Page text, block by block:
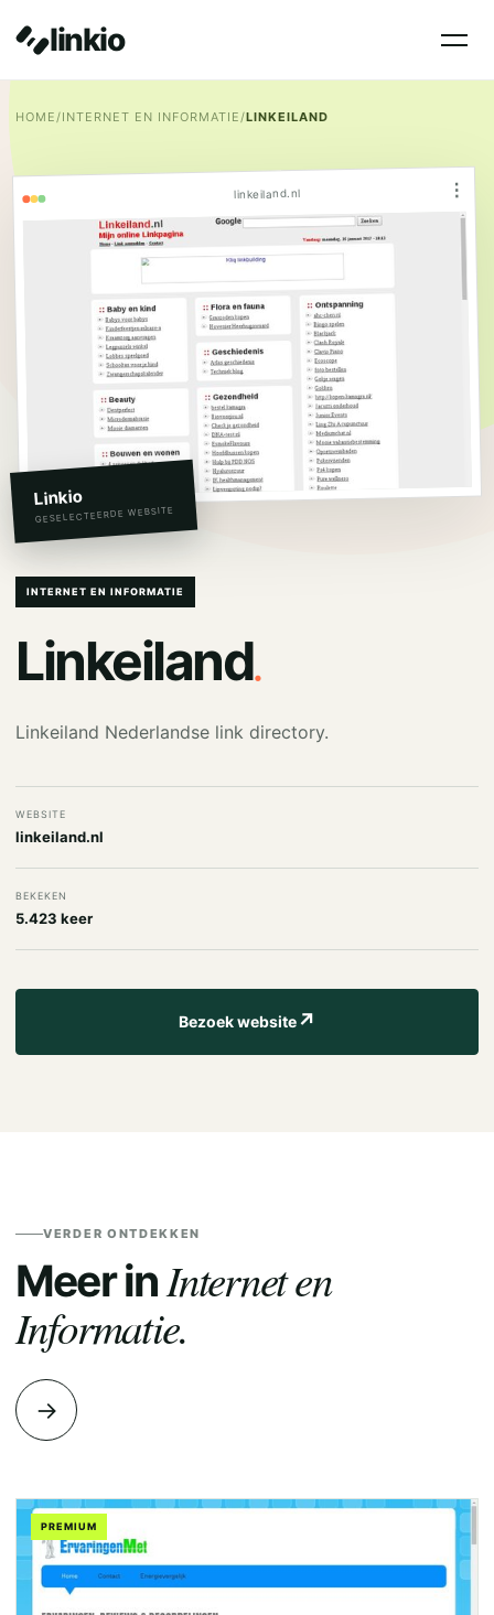
linkio
HOME/INTERNET EN INFORMATIE/LINKEILAND
linkeiland.nl ⋮
Linkio
GESELECTEERDE WEBSITE
INTERNET EN INFORMATIE
Linkeiland.
Linkeiland Nederlandse link directory.
WEBSITE
linkeiland.nl
BEKEKEN
5.423 keer
Bezoek website↗
VERDER ONTDEKKEN
Meer inInternet en
Informatie.
→
PREMIUM